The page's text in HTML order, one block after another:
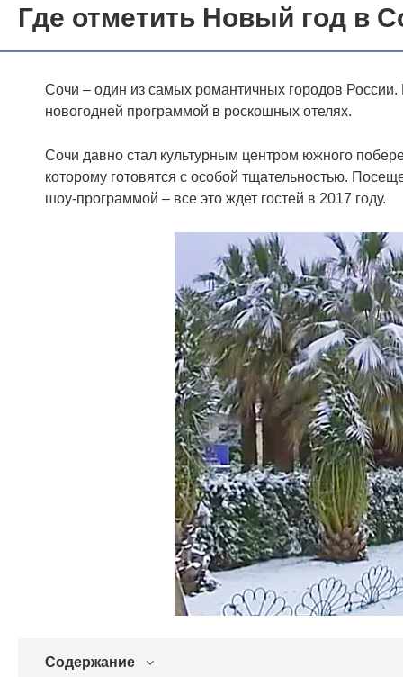
Где отметить Новый год в
Сочи – один из самых романтичных городов
новогодней программой в роскошных отелях.
Сочи давно стал культурным центром южного
которому готовятся с особой тщательностью.
шоу-программой – все это ждет гостей в 2017 году.
Содержание